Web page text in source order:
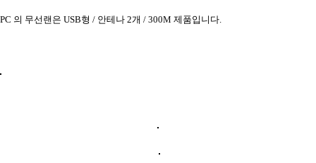
PC 의 무선랜은 USB형 / 안테나 2개 / 300M 제품입니다.